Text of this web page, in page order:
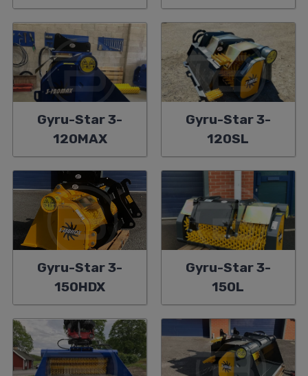
Gyru-Star 3-
120MAX
Gyru-Star 3-
120SL
Gyru-Star 3-
150HDX
Gyru-Star 3-
150L